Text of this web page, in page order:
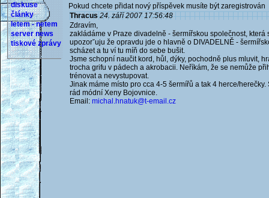
diskuse
články
letem - netem
server news
tiskové zprávy
Pokud chcete přidat nový příspěvek musíte být
Thracus 24. září 2007 17:56:48
Zdravím,
zakládáme v Praze divadelně - šermířskou společnost,
upozorˇuju že opravdu jde o hlavně o DIVADELNĚ -
scházet a tu ví tu míň do sebe bušit.
Jsme schopní naučit kord, hůl, dýky, pochodně plus mluvit,
trocha grifu v pádech a akrobacii. Neříkám, že se nemůže
trénovat a nevystupovat.
Jinak máme místo pro cca 4-5 šermířů a tak 4 herce/
rád módní Xeny Bojovnice.
Email: michal.hnatuk@t-email.cz